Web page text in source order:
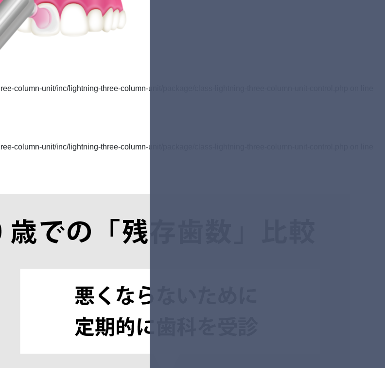
column-unit/inc/lightning-three-column-unit/package/class-lightning-three-column-unit-control.php on line
column-unit/inc/lightning-three-column-unit/package/class-lightning-three-column-unit-control.php on line